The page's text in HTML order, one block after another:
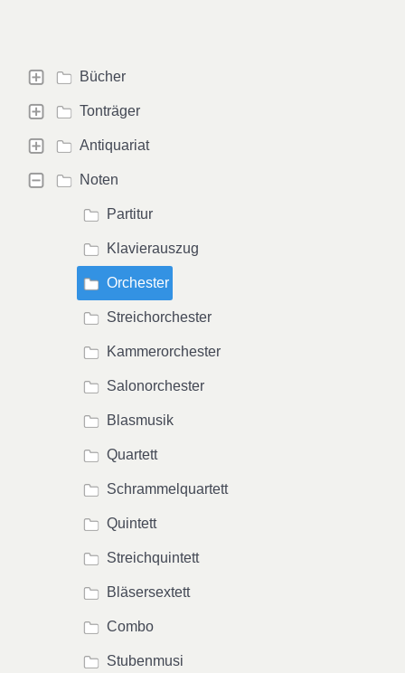
Bücher
Tonträger
Antiquariat
Noten
Partitur
Klavierauszug
Orchester
Streichorchester
Kammerorchester
Salonorchester
Blasmusik
Quartett
Schrammelquartett
Quintett
Streichquintett
Bläsersextett
Combo
Stubenmusi